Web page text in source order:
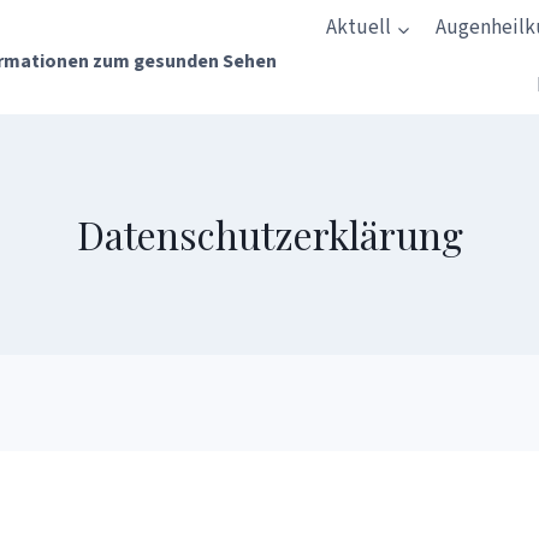
zum gesunden Sehen
Aktuell
Datenschutzerklärung